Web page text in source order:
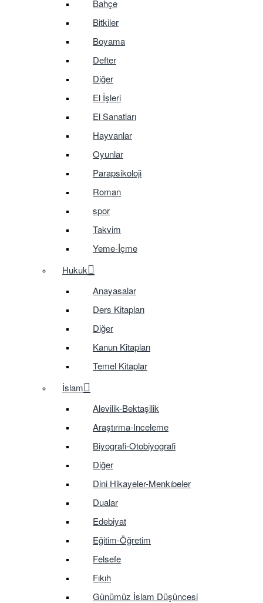
Bahçe
Bitkiler
Boyama
Defter
Diğer
El İşleri
El Sanatları
Hayvanlar
Oyunlar
Parapsikoloji
Roman
spor
Takvim
Yeme-İçme
Hukuk
Anayasalar
Ders Kitapları
Diğer
Kanun Kitapları
Temel Kitaplar
İslam
Alevilik-Bektaşilik
Araştırma-Inceleme
Biyografi-Otobiyografi
Diğer
Dini Hikayeler-Menkıbeler
Dualar
Edebiyat
Eğitim-Öğretim
Felsefe
Fıkıh
Günümüz İslam Düşüncesi